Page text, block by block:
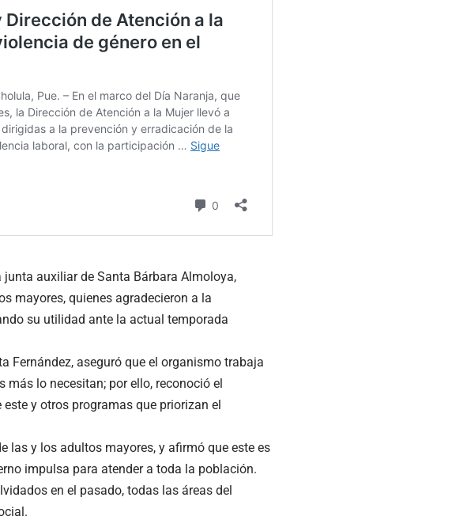
junta auxiliar de Santa Bárbara Almoloya,
mayores, quienes agradecieron a la
su utilidad ante la actual temporada
Fernández, aseguró que el organismo trabaja
lo necesitan; por ello, reconoció el
y otros programas que priorizan el
las y los adultos mayores, y afirmó que este es
impulsa para atender a toda la población.
en el pasado, todas las áreas del